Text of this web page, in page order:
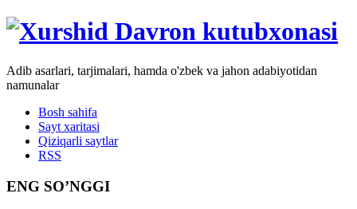
Adib asarlari, tarjimalari, hamda o'zbek va jahon adabiyotidan
namunalar
Bosh sahifa
Sayt xaritasi
Qiziqarli saytlar
RSS
ENG SO’NGGI